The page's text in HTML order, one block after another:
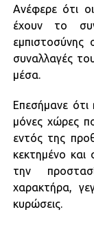
Ανέφερε ότι
έχουν το
εμπιστοσύνης
συναλλαγές
μέσα.
Επεσήμανε ότι
μόνες χώρες
εντός της
κεκτημένο και
την
χαρακτήρα,
κυρώσεις.